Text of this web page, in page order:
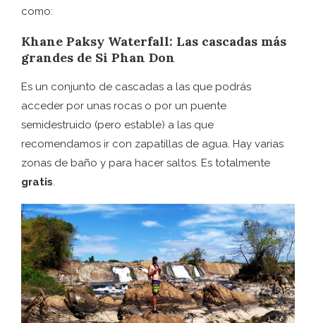
como:
Khane Paksy Waterfall: Las cascadas más
grandes de Si Phan Don
Es un conjunto de cascadas a las que podrás
acceder por unas rocas o por un puente
semidestruido (pero estable) a las que
recomendamos ir con zapatillas de agua. Hay varias
zonas de baño y para hacer saltos. Es totalmente
gratis.